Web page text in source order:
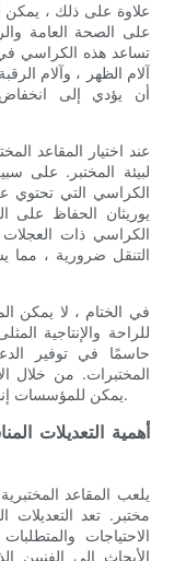
علاوة على ذلك ، يمكن
على الصحة العامة
تساعد هذه الكراسي
آلام الظهر ، وآلام
أن يؤدي إلى
عند اختيار المقاعد
لبيئة المختبر. على
الكراسي التي تحتوي
يوريثان الحفاظ على
الكراسي ذات العجلات
التنقل ضرورية ، مما
في الختام ، لا يمكن
للراحة والإنتاجية
حاسمًا في توفير
المختبرات. من خلال
يمكن للمؤسسات إنشاء بيئة عمل أكثر صحة وأكثر إنتاجية لموظفيها.
يلعب المقاعد
مختبر. تعد التعديلات
الاحتياجات
الأبحاث إلى